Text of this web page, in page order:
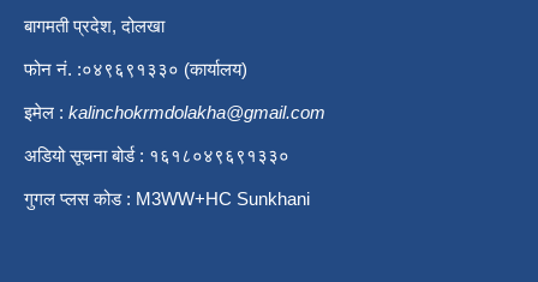
बागमती प्रदेश, दोलखा
फोन नं. :०४९६९१३३० (कार्यालय)
इमेल : kalinchokrmdolakha@gmail.com
अडियो सूचना बोर्ड : १६१८०४९६९१३३०
गुगल प्लस कोड : M3WW+HC Sunkhani